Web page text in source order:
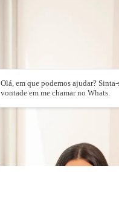
Olá, em que podemos ajudar? Sinta-
vontade em me chamar no Whats.